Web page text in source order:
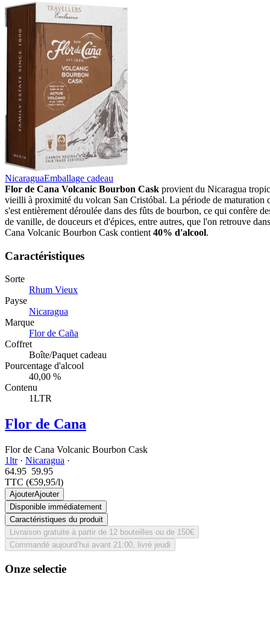
NicaraguaEmballage cadeau
Flor de Cana Volcanic Bourbon Cask provient du Nicaragua
vieilli à proximité du volcan San Cristóbal. La période de maturation
s'est entièrement déroulée dans des fûts de bourbon, ce qui confère
de vanille, de douceurs et d'épices, entre autres, que l'on retrouve
Cana Volcanic Bourbon Cask contient 40% d'alcool.
Caractéristiques
Sorte
Rhum Vieux
Payse
Nicaragua
Marque
Flor de Caña
Coffret
Boîte/Paquet cadeau
Pourcentage d'alcool
40,00 %
Contenu
1LTR
Flor de Cana
Flor de Cana Volcanic Bourbon Cask
1ltr· Nicaragua ·
64.95 59.95
TTC (€59,95/l)
AjouterAjouter
Disponible immédiatement
Caractéristiques du produit
Livraison gratuite à partir de 12 bouteilles ou de 150€
Commandé aujourd’hui avant 21:00, livré jeudi
Onze selectie